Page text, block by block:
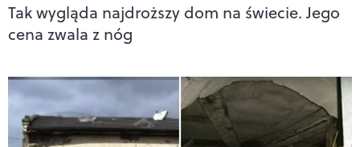
Tak wygląda najdroższy dom na świecie. Jego
cena zwala z nóg